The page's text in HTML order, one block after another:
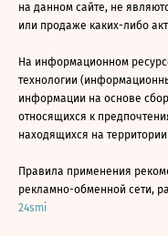
на данном сайте, не
или продаже каких-либо
На информационном
технологии
информации на основе
относящихся к
находящихся на
Правила применения
рекламно-обменной сети,
24smi